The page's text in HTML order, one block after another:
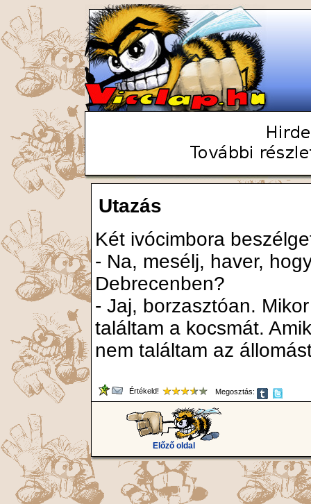
Utazás
Két ivócimbora
- Na, mesélj, haver,
Debrecenben?
- Jaj, borzasztóan.
találtam a kocsmát.
nem találtam az
Értékeld! Megosztás:
Előző oldal